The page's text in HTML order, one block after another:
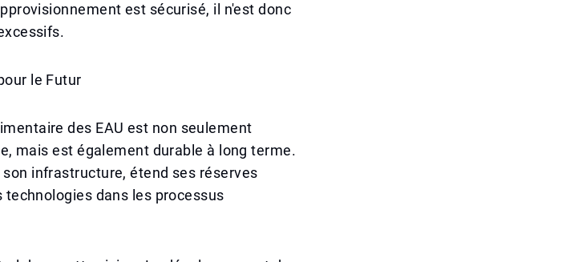
est sécurisé, il n'est donc
le Futur
des EAU est non seulement
mais est également durable à long terme.
infrastructure, étend ses réserves
dans les processus